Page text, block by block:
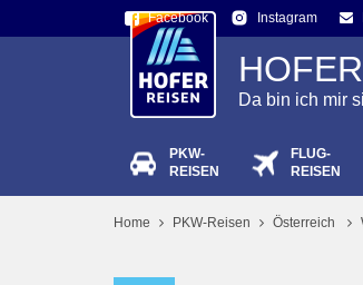
Facebook Instagram
Da bin ich mir
PKW-
REISEN
FLUG-
REISEN
Home PKW-Reisen Österreich